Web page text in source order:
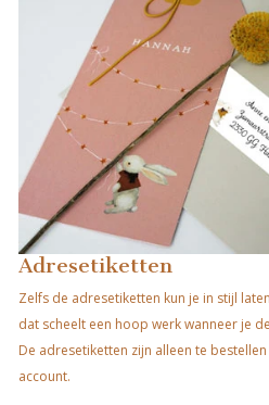
Adresetiketten
Zelfs de adresetiketten kun je in stijl
dat scheelt een hoop werk wanneer je
De adresetiketten zijn alleen te
account.